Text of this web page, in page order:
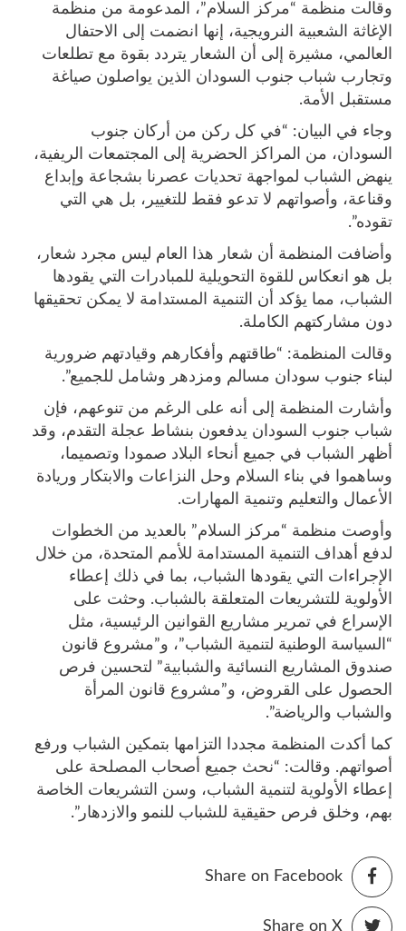
وقالت منظمة “مركز السلام”، المدعومة من منظمة
الإغاثة الشعبية النرويجية، إنها انضمت إلى الاحتفال
العالمي، مشيرة إلى أن الشعار يتردد بقوة مع تطلعات
وتجارب شباب جنوب السودان الذين يواصلون صياغة
مستقبل الأمة.
وجاء في البيان: “في كل ركن من أركان جنوب
السودان، من المراكز الحضرية إلى المجتمعات الريفية،
ينهض الشباب لمواجهة تحديات عصرنا بشجاعة وإبداع
وقناعة، وأصواتهم لا تدعو فقط للتغيير، بل هي التي
تقوده”.
وأضافت المنظمة أن شعار هذا العام ليس مجرد شعار،
بل هو انعكاس للقوة التحويلية للمبادرات التي يقودها
الشباب، مما يؤكد أن التنمية المستدامة لا يمكن تحقيقها
دون مشاركتهم الكاملة.
وقالت المنظمة: “طاقتهم وأفكارهم وقيادتهم ضرورية
لبناء جنوب سودان مسالم ومزدهر وشامل للجميع”.
وأشارت المنظمة إلى أنه على الرغم من تنوعهم، فإن
شباب جنوب السودان يدفعون بنشاط عجلة التقدم، وقد
أظهر الشباب في جميع أنحاء البلاد صمودا وتصميما،
وساهموا في بناء السلام وحل النزاعات والابتكار وريادة
الأعمال والتعليم وتنمية المهارات.
وأوصت منظمة “مركز السلام” بالعديد من الخطوات
لدفع أهداف التنمية المستدامة للأمم المتحدة، من خلال
الإجراءات التي يقودها الشباب، بما في ذلك إعطاء
الأولوية للتشريعات المتعلقة بالشباب. وحثت على
الإسراع في تمرير مشاريع القوانين الرئيسية، مثل
“السياسة الوطنية لتنمية الشباب”، و”مشروع قانون
صندوق المشاريع النسائية والشبابية” لتحسين فرص
الحصول على القروض، و”مشروع قانون المرأة
والشباب والرياضة”.
كما أكدت المنظمة مجددا التزامها بتمكين الشباب ورفع
أصواتهم. وقالت: “نحث جميع أصحاب المصلحة على
إعطاء الأولوية لتنمية الشباب، وسن التشريعات الخاصة
بهم، وخلق فرص حقيقية للشباب للنمو والازدهار”.
Share on Facebook
Share on X